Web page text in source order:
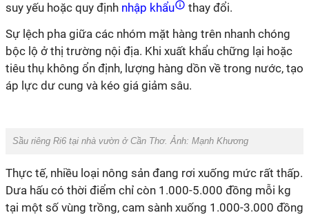
suy yếu hoặc quy định nhập khẩu
thay đổi.
Sự lệch pha giữa các nhóm mặt hàng trên nhanh chóng
bộc lộ ở thị trường nội địa. Khi xuất khẩu chững lại hoặc
tiêu thụ không ổn định, lượng hàng dồn về trong nước, tạo
áp lực dư cung và kéo giá giảm sâu.
Sầu riêng Ri6 tại nhà vườn ở Cần Thơ. Ảnh: Mạnh Khương
Thực tế, nhiều loại nông sản đang rơi xuống mức rất thấp.
Dưa hấu có thời điểm chỉ còn 1.000-5.000 đồng mỗi kg
tại một số vùng trồng, cam sành xuống 1.000-3.000 đồng